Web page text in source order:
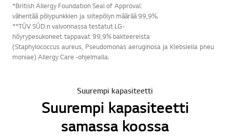
*British Allergy Foundation Seal of Approval:
vähentää pölypunkkien ja siitepölyn määrää 99,9%.
**TÜV SÜD:n valvonnassa testatut LG-
höyrypesukoneet tappavat 99,9% bakteereista
(Staphylococcus aureus, Pseudomonas aeruginosa ja Klebsiella pneu
moniae) Allergy Care -ohjelmalla.
Suurempi kapasiteetti
Suurempi kapasiteetti
samassa koossa